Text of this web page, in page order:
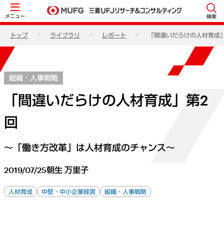
メニュー 検索
トップ ライブラリ レポート 「間違いだらけの人材育成
組織・人事戦略
「間違いだらけの人材育成」第2
回
～「働き方改革」は人材育成のチャンス～
2019/07/25朝生 万里子
人材育成 中堅・中小企業経営 組織・人事戦略